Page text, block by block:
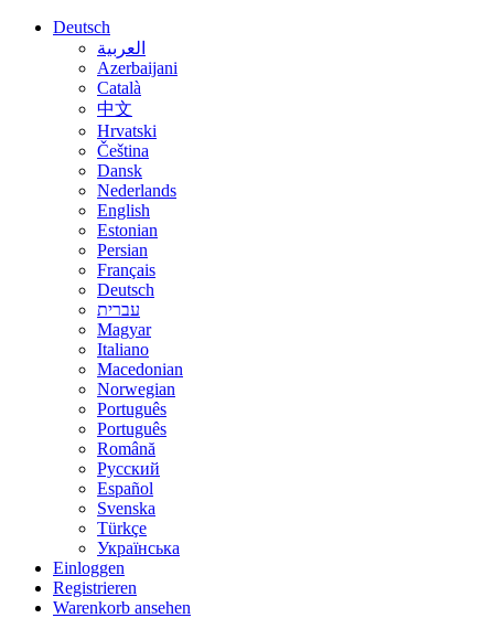
Deutsch
العربية
Azerbaijani
Català
中文
Hrvatski
Čeština
Dansk
Nederlands
English
Estonian
Persian
Français
Deutsch
עברית
Magyar
Italiano
Macedonian
Norwegian
Português
Português
Română
Русский
Español
Svenska
Türkçe
Українська
Einloggen
Registrieren
Warenkorb ansehen